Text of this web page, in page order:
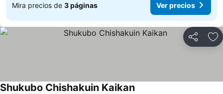
Mira precios de 3 páginas Ver precios
Compartir
Shukubo Chishakuin Kaikan